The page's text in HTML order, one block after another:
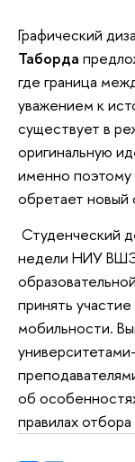
Графический
Таборда
где граница
уважением к
существует в
оригинальную
именно поэтому
обретает новый
Студенческий
недели НИУ ВШЭ
принять
мобильности.
об
правилах